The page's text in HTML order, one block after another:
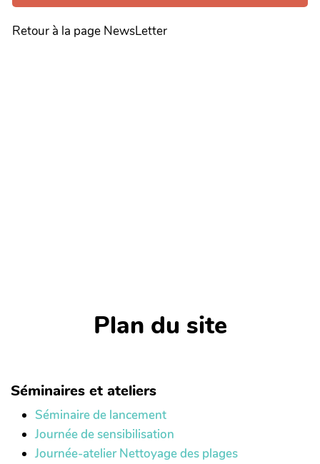
Retour à la page NewsLetter
Plan du site
Séminaires et ateliers
Séminaire de lancement
Journée de sensibilisation
Journée-atelier Nettoyage des plages